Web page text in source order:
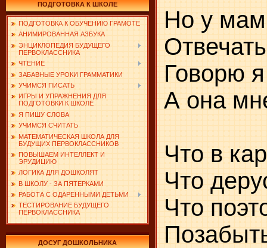
ПОДГОТОВКА К ШКОЛЕ
ПОДГОТОВКА К ОБУЧЕНИЮ ГРАМОТЕ
АНИМИРОВАННАЯ АЗБУКА
ЭНЦИКЛОПЕДИЯ БУДУЩЕГО
ПЕРВОКЛАССНИКА
ЧТЕНИЕ
ЗАБАВНЫЕ УРОКИ ГРАММАТИКИ
УЧИМСЯ ПИСАТЬ
ИГРЫ И УПРАЖНЕНИЯ ДЛЯ
ПОДГОТОВКИ К ШКОЛЕ
Я ПИШУ СЛОВА
УЧИМСЯ СЧИТАТЬ
МАТЕМАТИЧЕСКАЯ ШКОЛА ДЛЯ
БУДУЩИХ ПЕРВОКЛАССНИКОВ
ПОВЫШАЕМ ИНТЕЛЛЕКТ И
ЭРУДИЦИЮ
ЛОГИКА ДЛЯ ДОШКОЛЯТ
В ШКОЛУ - ЗА ПЯТЕРКАМИ
РАБОТА С ОДАРЕННЫМИ ДЕТЬМИ
ТЕСТИРОВАНИЕ БУДУЩЕГО
ПЕРВОКЛАССНИКА
ДОСУГ ДОШКОЛЬНИКА
Но у
Говорю
А она
Что в
Что
Что